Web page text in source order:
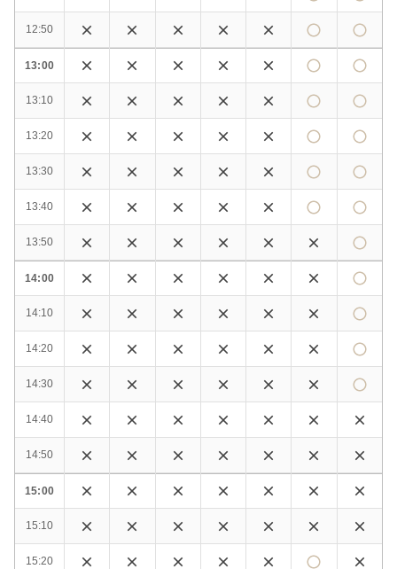
12:50
13:00
13:10
13:20
13:30
13:40
13:50
14:00
14:10
14:20
14:30
14:40
14:50
15:00
15:10
15:20